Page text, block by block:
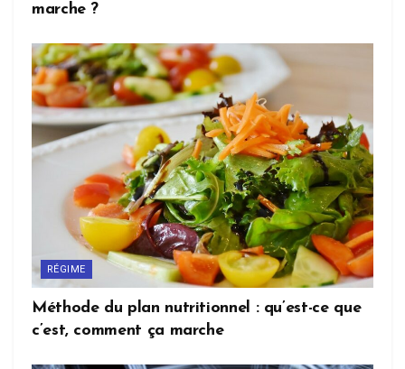
marche ?
RÉGIME
Méthode du plan nutritionnel : qu’est-ce que
c’est, comment ça marche